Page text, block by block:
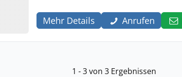
Mehr Details Anrufen
1 - 3 von 3 Ergebnissen